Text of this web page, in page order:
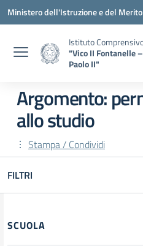
Vai ai contenuti
Vai al menu di navigazione
Vai al footer
Ministero dell'Istruzione e del Merito
Istituto
"Vico II Fontanelle
Paolo II"
Argomento:
allo studio
Stampa / Condividi
FILTRI
Filtri
SCUOLA